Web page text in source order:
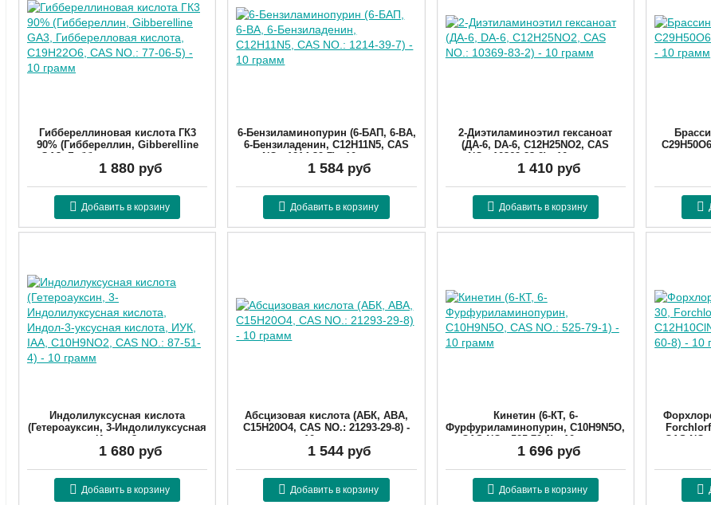
Гиббереллиновая кислота ГК3
90% (Гиббереллин, Gibberelline
GA3, Гибберелловая кислота,
C19H22O6, CAS NO.: 77-06-5) - 10
Артикул: 7706510
1 880 руб
Добавить в корзину
6-Бензиламинопурин (6-БАП, 6-BA,
6-Бензиладенин, C12H11N5, CAS
NO.: 1214-39-7) - 10 грамм
Артикул: 121439710
1 584 руб
Добавить в корзину
2-Диэтиламиноэтил гексаноат
(ДА-6, DA-6, C12H25NO2, CAS
NO.: 10369-83-2) - 10 грамм
Артикул: 1036983210
1 410 руб
Добавить в корзину
Индолилуксусная кислота
(Гетероауксин, 3-Индолилуксусная
кислота, Индол-3-уксусная
кислота, ИУК, IAA, C10H9NO2, CAS
Артикул: 8751410
1 680 руб
Добавить в корзину
Абсцизовая кислота (АБК, ABA,
C15H20O4, CAS NO.: 21293-29-8) -
10 грамм
Артикул: 2129329810
1 544 руб
Добавить в корзину
Кинетин (6-КТ, 6-
Фурфуриламинопурин, C10H9N5O,
CAS NO.: 525-79-1) - 10 грамм
Артикул: 52579110
1 696 руб
Добавить в корзину
CAS